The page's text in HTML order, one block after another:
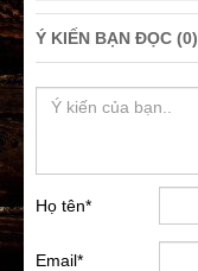
Ý KIẾN BẠN ĐỌC (0)
Họ tên*
Email*